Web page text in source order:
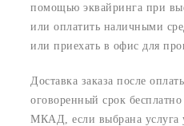
помощью эквайринга при
или оплатить наличными
или приехать в офис для
Доставка заказа после
оговоренный срок
МКАД, если выбрана услуга